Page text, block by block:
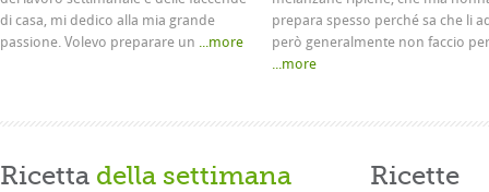
di casa, mi dedico alla mia grande
passione. Volevo preparare un ...more
prepara spesso perché sa che li
però generalmente non faccio
...more
Ricetta della settimana Ricette